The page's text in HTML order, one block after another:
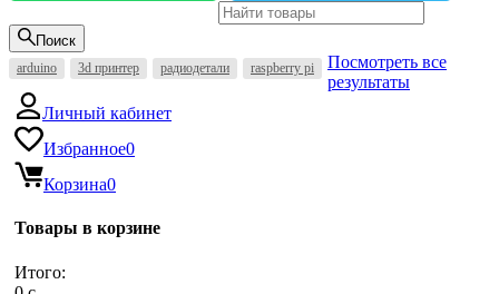
Поиск
arduino 3d принтер радиодетали raspberry pi
Посмотреть все
результаты
Личный кабинет
Избранное0
Корзина0
Товары в корзине
Итого: